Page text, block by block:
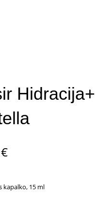
Hidracija+
€
kapalko, 15 ml